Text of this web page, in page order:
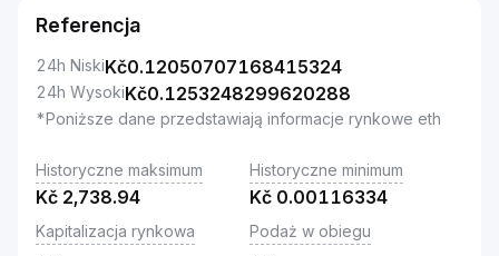
Referencja
24h NiskiKč0.12050707168415324
24h WysokiKč0.1253248299620288
*Poniższe dane przedstawiają informacje rynkowe eth
Historyczne maksimum
Kč 2,738.94
Historyczne minimum
Kč 0.00116334
Kapitalizacja rynkowa Podaż w obiegu